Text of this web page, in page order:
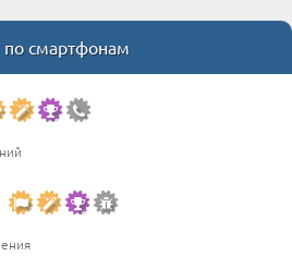
смартфонам